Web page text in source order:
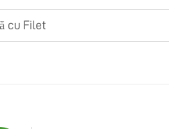
cu Filet